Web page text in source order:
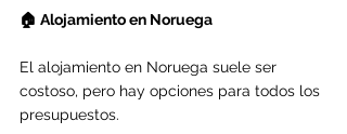
🏠 Alojamiento en Noruega
El alojamiento en Noruega suele ser
costoso, pero hay opciones para todos los
presupuestos.